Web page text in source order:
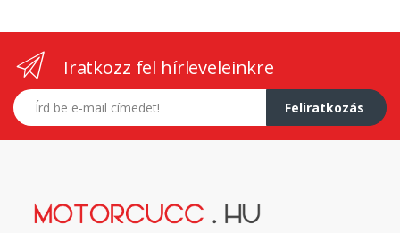
Iratkozz fel hírleveleinkre
E-mail címed
Feliratkozás